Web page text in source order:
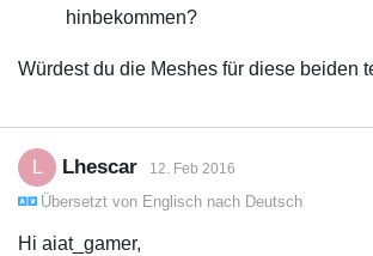
hinbekommen?
Würdest du die Meshes für diese beiden
Lhescar 12. Feb 2016
Übersetzt von Englisch nach Deutsch
Hi aiat_gamer,